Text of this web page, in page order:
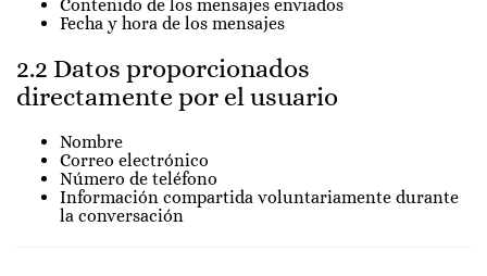
Contenido de los mensajes enviados
Fecha y hora de los mensajes
2.2 Datos proporcionados
directamente por el usuario
Nombre
Correo electrónico
Número de teléfono
Información compartida voluntariamente durante
la conversación